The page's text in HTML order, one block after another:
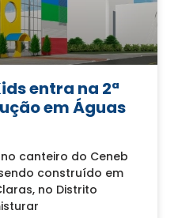
entra na 2ª
em Águas
canteiro do Ceneb
construído em
no Distrito